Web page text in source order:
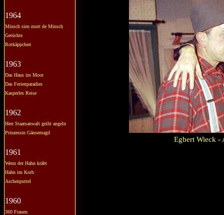
1964
Minsch sien mutt de Minsch
Gerüchte
Rotkäppchen
1963
Das Haus im Moor
Das Ferienparadies
Kasperles Reise
1962
Herr Staatsanwalt geiht angeln
Prinzessin Gänsemagd
1961
Wenn der Hahn kräht
Hahn im Korb
Aschenputtel
1960
360 Frauen
Egbert Wieck -